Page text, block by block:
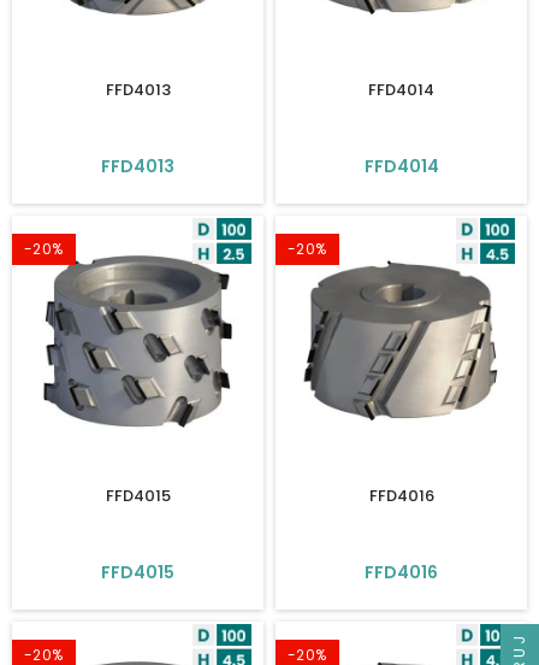
FFD4013
FFD4013
FFD4014
FFD4014
-20%
FFD4015
FFD4015
-20%
FFD4016
FFD4016
-20% -20%